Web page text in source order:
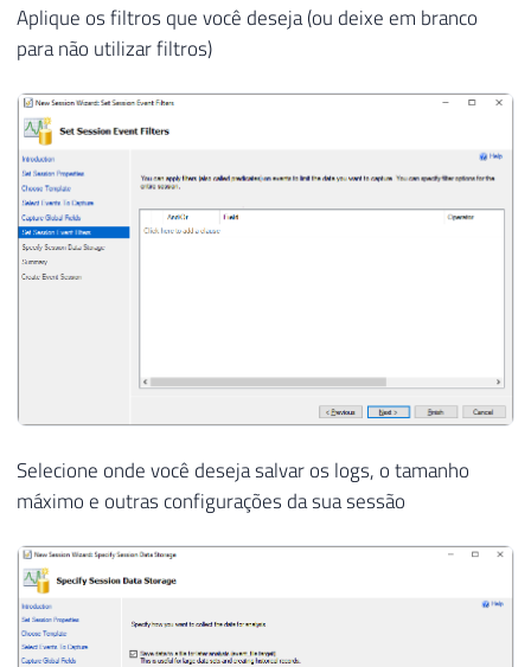
Aplique os filtros que você deseja (ou deixe em branco
para não utilizar filtros)
Selecione onde você deseja salvar os logs, o tamanho
máximo e outras configurações da sua sessão